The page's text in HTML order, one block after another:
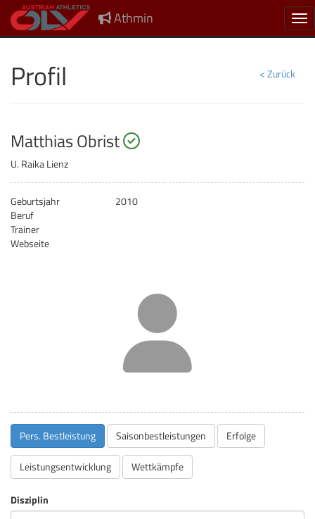
Athmin
< Zurück
Profil
Matthias Obrist startberechtigt
U. Raika Lienz
Geburtsjahr
2010
Beruf
Trainer
Webseite
Pers. Bestleistung Saisonbestleistungen Erfolge
Leistungsentwicklung Wettkämpfe
Disziplin